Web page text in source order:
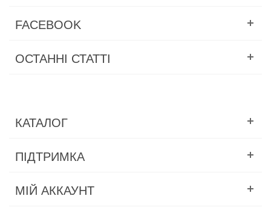
FACEBOOK
ОСТАННІ СТАТТІ
КАТАЛОГ
ПІДТРИМКА
МІЙ АККАУНТ